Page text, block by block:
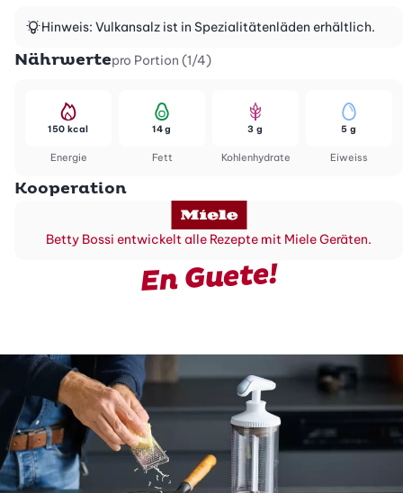
Hinweis: Vulkansalz ist in Spezialitätenläden erhältlich.
Nährwertepro Portion (1/4)
Energie
150 kcal
Fett
14 g
Kohlenhydrate
3 g
Eiweiss
5 g
Kooperation
Betty Bossi entwickelt alle Rezepte mit Miele Geräten.
En Guete!